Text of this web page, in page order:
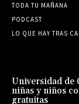
TODA TU MAÑANA
PODCAST
LO QUE HAY TRAS
Universidad de
niñas y niños
gratuitas